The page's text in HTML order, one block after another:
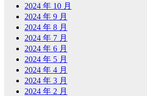
2024 年 10 月
2024 年 9 月
2024 年 8 月
2024 年 7 月
2024 年 6 月
2024 年 5 月
2024 年 4 月
2024 年 3 月
2024 年 2 月